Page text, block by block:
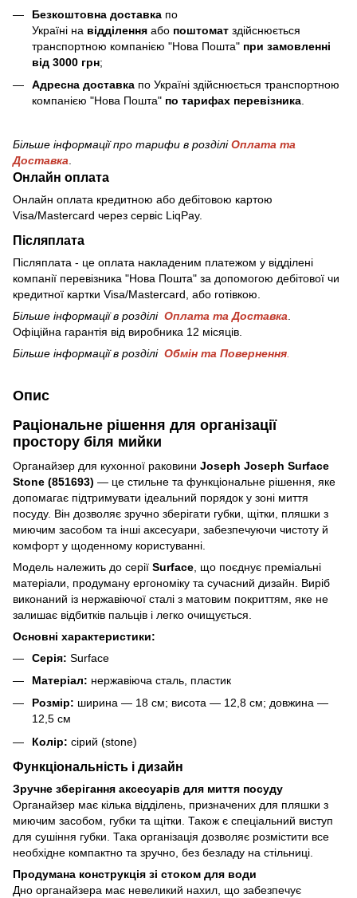
Безкоштовна доставка по
Україні на відділення або поштомат здійснюється
транспортною компанією "Нова Пошта" при замовленні
від 3000 грн;
Адресна доставка по Україні здійснюється транспортною
компанією "Нова Пошта" по тарифах перевізника
Більше інформації про тарифи в розділіОплата та
Доставка.
Онлайн оплата
Онлайн оплата кредитною або дебітовою картою
Visa/Mastercard через сервіс LiqPay.
Післяплата
Післяплата - це оплата накладеним платежом у відділені
компанії перевізника "Нова Пошта" за допомогою дебітової чи
кредитної картки Visa/Mastercard, або готівкою.
Більше інформації в розділі Оплата та Доставка
Офіційна гарантія від виробника 12 місяців.
Більше інформації в розділі Обмін та Повернення
Опис
Раціональне рішення для організації
простору біля мийки
Органайзер для кухонної раковини Joseph Joseph Surface
Stone (851693) — це стильне та функціональне рішення, яке
допомагає підтримувати ідеальний порядок у зоні миття
посуду. Він дозволяє зручно зберігати губки, щітки, пляшки з
миючим засобом та інші аксесуари, забезпечуючи чистоту й
комфорт у щоденному користуванні.
Модель належить до серії Surface , що поєднує преміальні
матеріали, продуману ергономіку та сучасний дизайн. Виріб
виконаний із нержавіючої сталі з матовим покриттям, яке не
залишає відбитків пальців і легко очищується.
Основні характеристики:
Серія: Surface
Матеріал: нержавіюча сталь, пластик
Розмір: ширина — 18 см; висота — 12,8 см; довжина —
12,5 см
Колір: сірий (stone)
Функціональність і дизайн
Зручне зберігання аксесуарів для миття посуду
Органайзер має кілька відділень, призначених для пляшки з
миючим засобом, губки та щітки. Також є спеціальний виступ
для сушіння губки. Така організація дозволяє розмістити все
необхідне компактно та зручно, без безладу на стільниці.
Продумана конструкція зі стоком для води
Дно органайзера має невеликий нахил, що забезпечує